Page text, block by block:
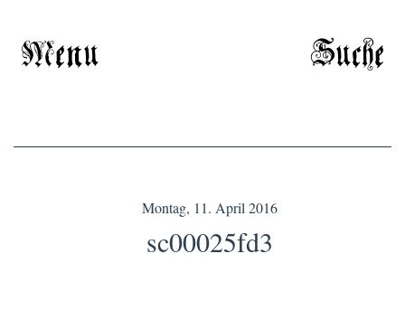
Menu Suche
Montag, 11. April 2016
sc00025fd3